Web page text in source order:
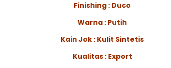
Finishing : Duco
Warna : Putih
Kain Jok : Kulit Sintetis
Kualitas : Export